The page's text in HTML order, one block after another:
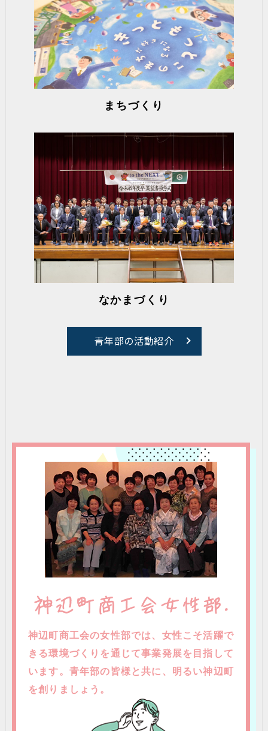
まちづくり
なかまづくり
青年部の活動紹介
神辺町商工会の女性部では、女性こそ活躍で
きる環境づくりを通じて事業発展を目指して
います。青年部の皆様と共に、明るい神辺町
を創りましょう。